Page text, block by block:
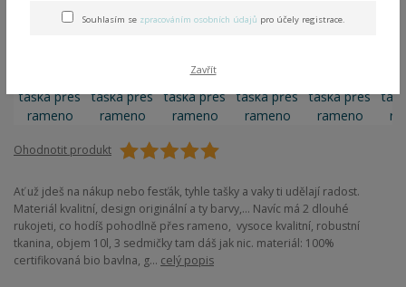
Ohodnotit produkt
Ať už jdeš na nákup nebo fesťák, tyhle tašky a vaky ti udělají radost.
Materiál kvalitní, design originální a ty barvy,... Navíc má 2 dlouhé
rukojeti, co hodíš pohodlně přes rameno, vysoce kvalitní, robustní
tkanina, objem 10l, 3 sedmičky tam dáš jak nic. materiál: 100%
certifikovaná bio bavlna, g... celý popis
Souhlasím se zpracováním osobních údajů pro účely registrace.
Zavřít